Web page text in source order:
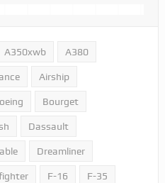
A350xwb A380
Airship
Bourget
Dassault
Dreamliner
F-16 F-35